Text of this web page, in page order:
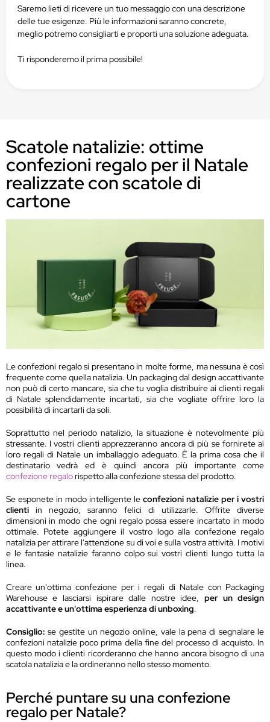
Saremo lieti di ricevere un tuo messaggio con una descrizione
delle tue esigenze. Più le informazioni saranno concrete,
meglio potremo consigliarti e proporti una soluzione adeguata.
Ti risponderemo il prima possibile!
Scatole natalizie: ottime
confezioni regalo per il Natale
realizzate con scatole di
cartone
Le confezioni regalo si presentano in molte forme, ma nessuna è così
frequente come quella natalizia. Un packaging dal design accattivante
non può di certo mancare, sia che tu voglia distribuire ai clienti regali
di Natale splendidamente incartati, sia che vogliate offrire loro la
possibilità di incartarli da soli.
Soprattutto nel periodo natalizio, la situazione è notevolmente più
stressante. I vostri clienti apprezzeranno ancora di più se fornirete ai
loro regali di Natale un imballaggio adeguato. È la prima cosa che il
destinatario vedrà ed è quindi ancora più importante come
confezione regalorispetto alla confezione stessa del prodotto.
Se esponete in modo intelligente leconfezioni natalizie per i vostri
clientiin negozio, saranno felici di utilizzarle. Offrite diverse
dimensioni in modo che ogni regalo possa essere incartato in modo
ottimale. Potete aggiungere il vostro logo alla confezione regalo
natalizia per attirare l'attenzione su di voi e sulla vostra attività. I motivi
e le fantasie natalizie faranno colpo sui vostri clienti lungo tutta la
linea.
Creare un'ottima confezione per i regali di Natale con Packaging
Warehouse e lasciarsi ispirare dalle nostre idee,per un design
accattivante e un'ottima esperienza di unboxing.
Consiglio:se gestite un negozio online, vale la pena di segnalare le
confezioni natalizie poco prima della fine del processo di acquisto. In
questo modo i clienti ricorderanno che hanno ancora bisogno di una
scatola natalizia e la ordineranno nello stesso momento.
Perché puntare su una confezione
regalo per Natale?